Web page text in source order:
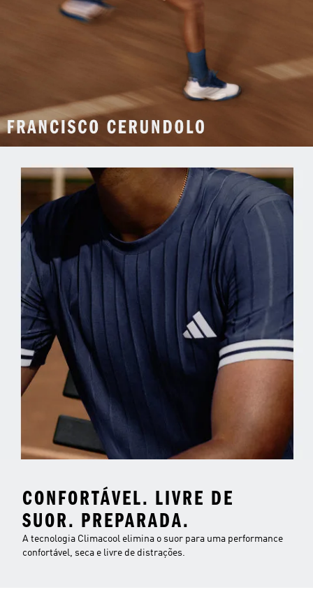
CONFORTÁVEL. LIVRE DE
SUOR. PREPARADA.
A tecnologia Climacool elimina o suor para uma performance
confortável, seca e livre de distrações.